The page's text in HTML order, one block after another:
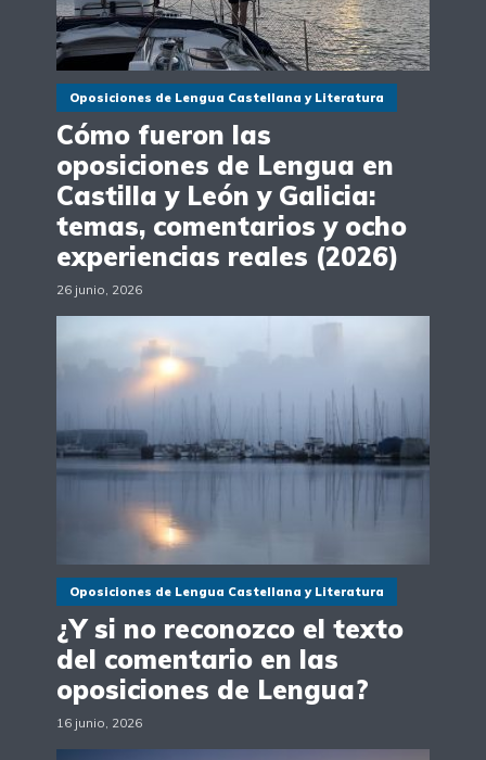
Oposiciones de Lengua Castellana y Literatura
Cómo fueron las
oposiciones de Lengua en
Castilla y León y Galicia:
temas, comentarios y ocho
experiencias reales (2026)
26 junio, 2026
Oposiciones de Lengua Castellana y Literatura
¿Y si no reconozco el texto
del comentario en las
oposiciones de Lengua?
16 junio, 2026